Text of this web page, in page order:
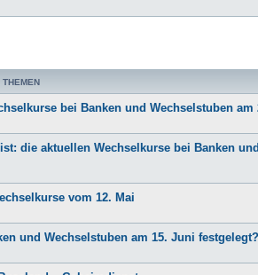
bei Banken und Wechselstuben am
die aktuellen Wechselkurse bei Banken
vom 12. Mai
und Wechselstuben am 15. Juni festgelegt?